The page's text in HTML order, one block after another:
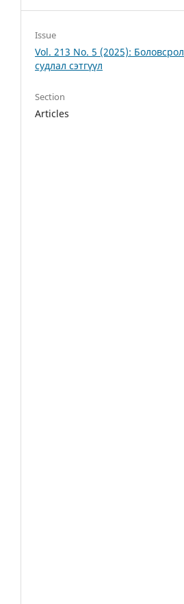
Issue
Vol. 213 No. 5 (2025): Боловсрол
судлал сэтгүүл
Section
Articles